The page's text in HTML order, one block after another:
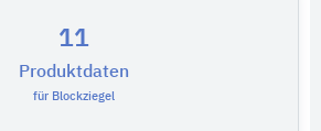
11
Produktdaten
für Blockziegel